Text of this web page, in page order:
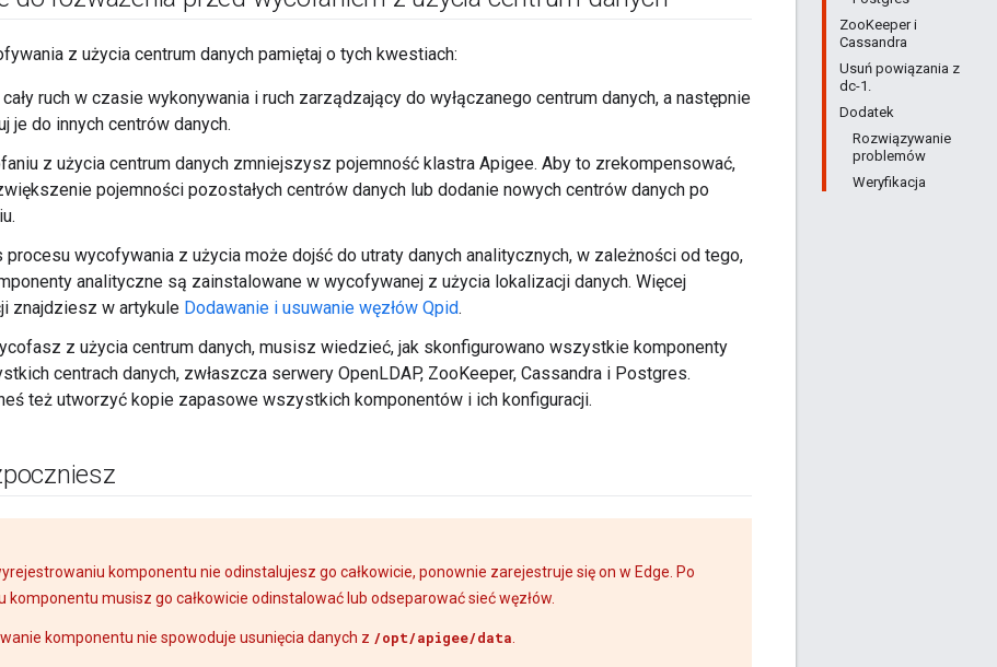
ZooKeeper i
Cassandra
Usuń powiązania z
dc-1.
Dodatek
Rozwiązywanie
problemów
Weryfikacja
z użycia centrum danych pamiętaj o tych kwestiach:
ruch w czasie wykonywania i ruch zarządzający do wyłączanego centrum danych, a następnie
je do innych centrów danych.
z użycia centrum danych zmniejszysz pojemność klastra Apigee. Aby to zrekompensować,
pojemności pozostałych centrów danych lub dodanie nowych centrów danych po
procesu wycofywania z użycia może dojść do utraty danych analitycznych, w zależności od tego,
analityczne są zainstalowane w wycofywanej z użycia lokalizacji danych. Więcej
znajdziesz w artykule Dodawanie i usuwanie węzłów Qpid.
z użycia centrum danych, musisz wiedzieć, jak skonfigurowano wszystkie komponenty
centrach danych, zwłaszcza serwery OpenLDAP, ZooKeeper, Cassandra i Postgres.
też utworzyć kopie zapasowe wszystkich komponentów i ich konfiguracji.
komponentu nie odinstalujesz go całkowicie, ponownie zarejestruje się on w Edge. Po
komponentu musisz go całkowicie odinstalować lub odseparować sieć węzłów.
komponentu nie spowoduje usunięcia danych z /opt/apigee/data